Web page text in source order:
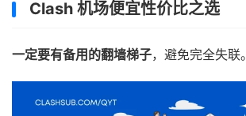
Clash 机场便宜性价比之选
一定要有备用的翻墙梯子，避免完全失联。